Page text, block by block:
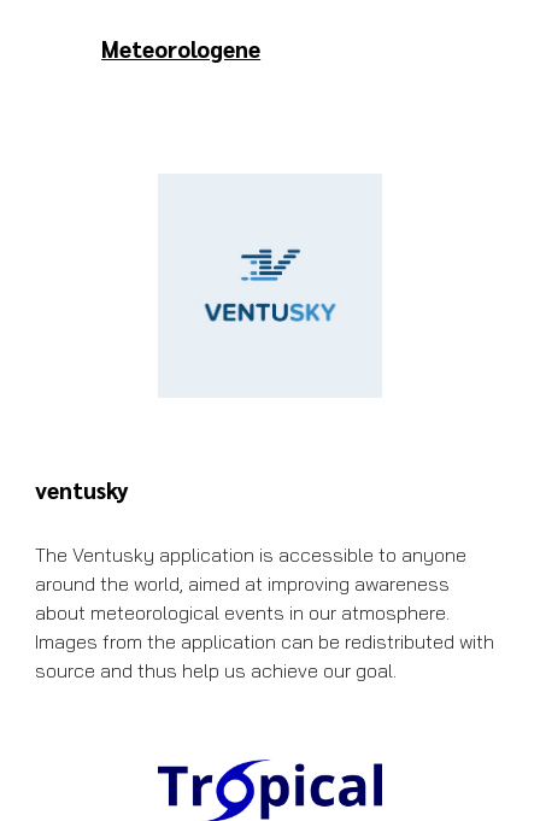
Meteorologene
ventusky
The Ventusky application is accessible to anyone
around the world, aimed at improving awareness
about meteorological events in our atmosphere.
Images from the application can be redistributed with
source and thus help us achieve our goal.